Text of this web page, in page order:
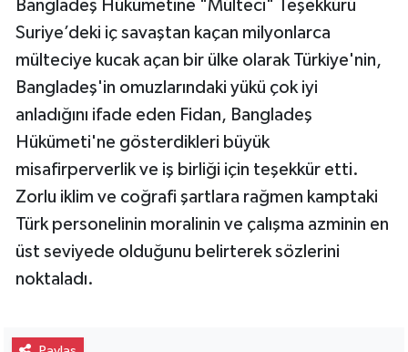
Bangladeş Hükümetine "Mülteci" Teşekkürü
Suriye’deki iç savaştan kaçan milyonlarca
mülteciye kucak açan bir ülke olarak Türkiye'nin,
Bangladeş'in omuzlarındaki yükü çok iyi
anladığını ifade eden Fidan, Bangladeş
Hükümeti'ne gösterdikleri büyük
misafirperverlik ve iş birliği için teşekkür etti.
Zorlu iklim ve coğrafi şartlara rağmen kamptaki
Türk personelinin moralinin ve çalışma azminin en
üst seviyede olduğunu belirterek sözlerini
noktaladı.